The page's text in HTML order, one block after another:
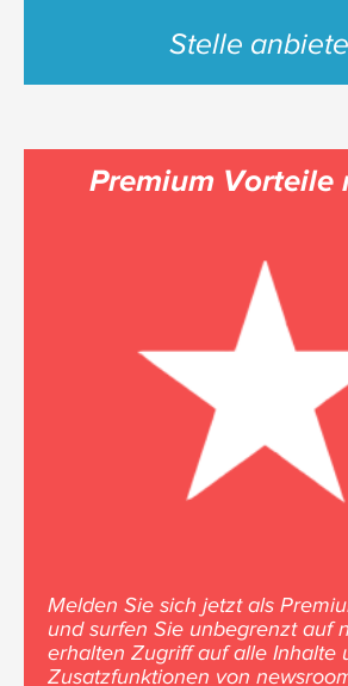
Stelle
Premium Vorteile
Melden Sie sich jetzt als
und surfen Sie unbegrenzt auf
erhalten Zugriff auf alle Inhalte
Zusatzfunktionen von